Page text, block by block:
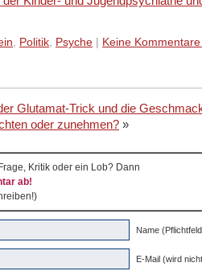
, Politik, Psyche Keine
Glutamat-Trick und die
oder zunehmen? »
Kritik oder ein Lob? Dann
ab!
Name
E-Mail (wird